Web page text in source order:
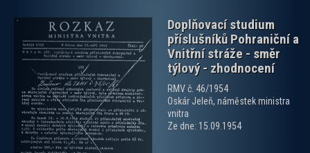
Doplňovací studium
příslušníků Pohraniční a
Vnitřní stráže - směr
týlový - zhodnocení
RMV č. 46/1954
Oskár Jeleň, náměstek ministra
vnitra
Ze dne: 15.09.1954
zobrazit PDF dokument